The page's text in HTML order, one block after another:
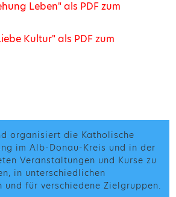
Leben" als PDF zum
Kultur" als PDF zum
organisiert die Katholische
im Alb-Donau-Kreis und in der
Veranstaltungen und Kurse zu
in unterschiedlichen
und für verschiedene Zielgruppen.